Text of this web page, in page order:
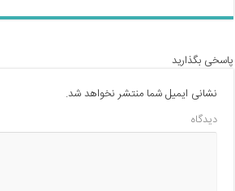
پاسخی بگذارید
نشانی ایمیل شما منتشر نخواهد شد.
دیدگاه